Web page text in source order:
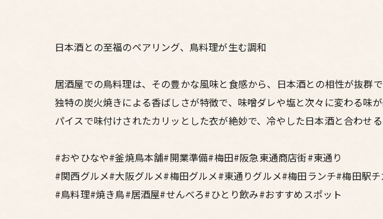
日本酒との至福のペアリング、鳥料理が生む調和
居酒屋での鳥料理は、その豊かな風味と食感から、日本酒との相性が抜群
独特の炭火焼きによる香ばしさが特徴で、味噌ダレや塩と次々に変わる味
パイスで味付けされたカリッとした衣が絶妙で、冷やした日本酒と合わせ
#おやひなや#釜焼鳥本舗#開業準備#梅田#阪急東通商店街#東通り
#関西グルメ#大阪グルメ#梅田グルメ#東通りグルメ#梅田ランチ#梅田駅
#鳥料理#焼き鳥#居酒屋#せんべろ#ひとり飲み#おすすめスポット